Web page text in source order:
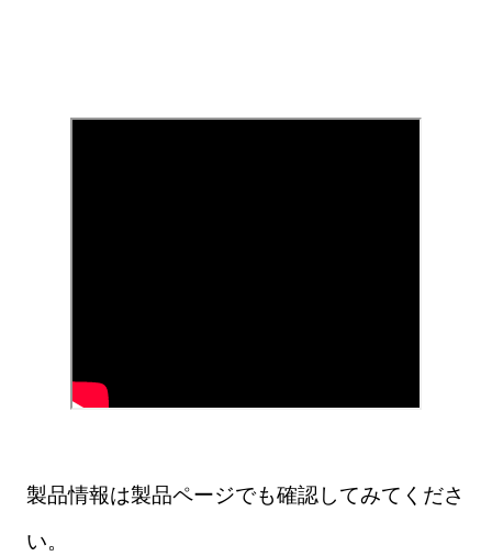
製品情報は製品ページでも確認してみてくださ
い。